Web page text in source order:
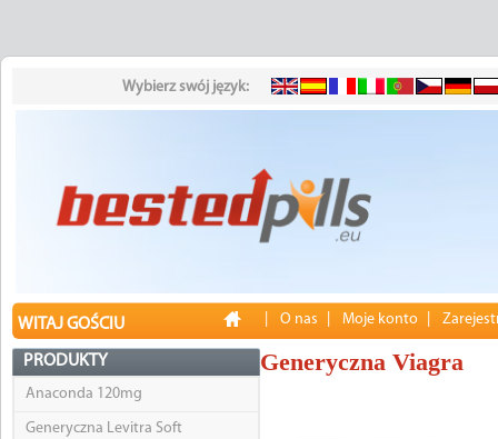
Wybierz swój język:
WITAJ GOŚCIU O nas Moje konto
PRODUKTY
Anaconda 120mg
Generyczna Levitra Soft
Generyczna Viagra